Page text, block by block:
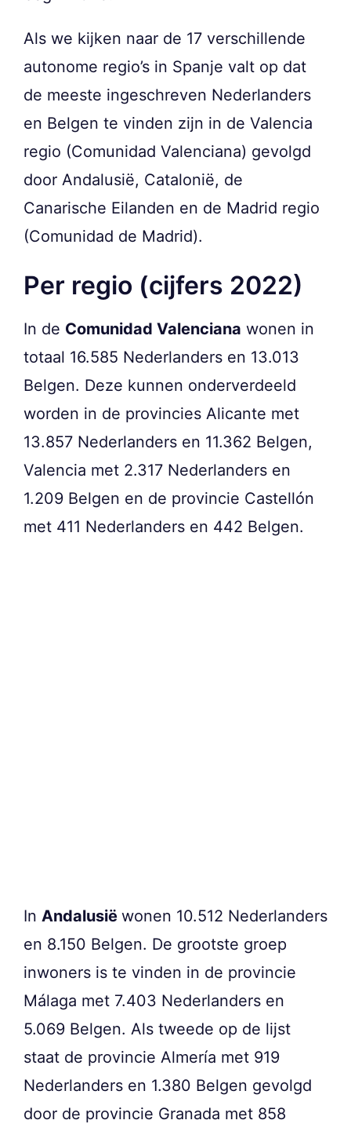
Als we kijken naar de 17 verschillende
autonome regio’s in Spanje valt op dat
de meeste ingeschreven Nederlanders
en Belgen te vinden zijn in de Valencia
regio (Comunidad Valenciana) gevolgd
door Andalusië, Catalonië, de
Canarische Eilanden en de Madrid regio
(Comunidad de Madrid).
Per regio (cijfers 2022)
In de Comunidad Valenciana wonen in
totaal 16.585 Nederlanders en 13.013
Belgen. Deze kunnen onderverdeeld
worden in de provincies Alicante met
13.857 Nederlanders en 11.362 Belgen,
Valencia met 2.317 Nederlanders en
1.209 Belgen en de provincie Castellón
met 411 Nederlanders en 442 Belgen.
In Andalusië wonen 10.512 Nederlanders
en 8.150 Belgen. De grootste groep
inwoners is te vinden in de provincie
Málaga met 7.403 Nederlanders en
5.069 Belgen. Als tweede op de lijst
staat de provincie Almería met 919
Nederlanders en 1.380 Belgen gevolgd
door de provincie Granada met 858